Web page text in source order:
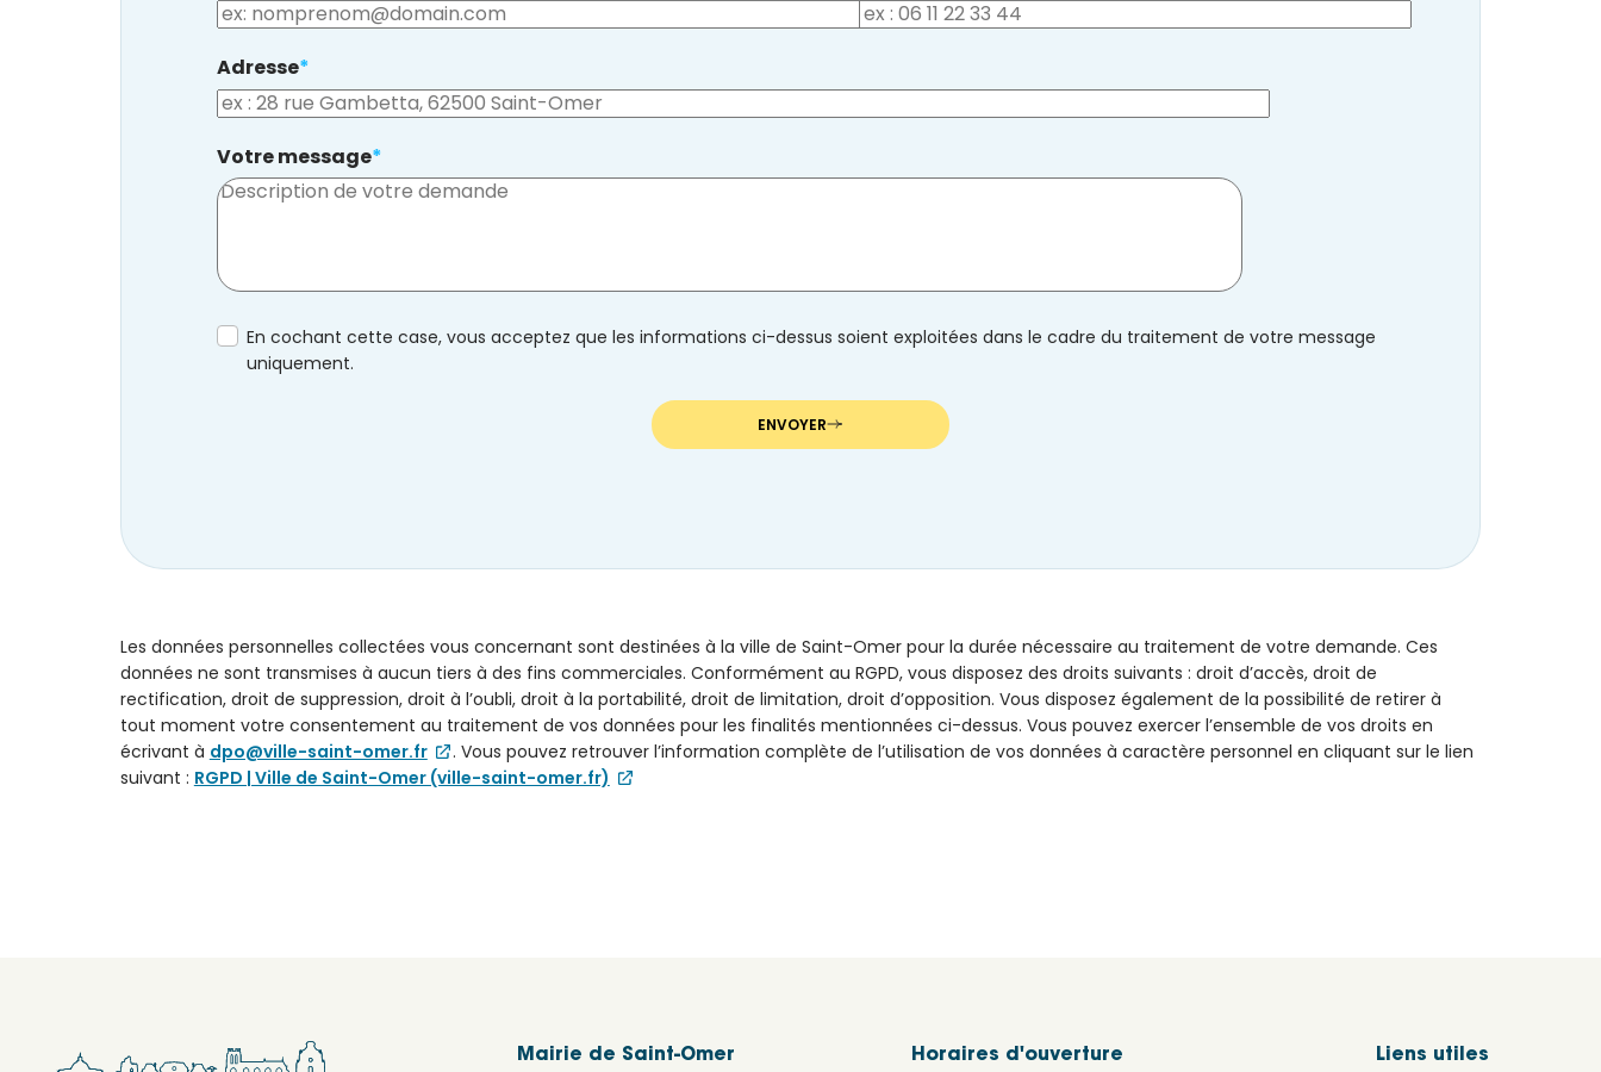
Adresse*
Votre message*
En cochant cette case, vous acceptez que les informations ci-dessus soient exploitées dans le cadre du traitement de votre message
uniquement.
ENVOYER
votre
Les données personnelles collectées vous concernant sont destinées à la ville de Saint-Omer pour la durée nécessaire au traitement de votre demande. Ces
données ne sont transmises à aucun tiers à des fins commerciales. Conformément au RGPD, vous disposez des droits suivants : droit d’accès, droit de
rectification, droit de suppression, droit à l’oubli, droit à la portabilité, droit de limitation, droit d’opposition. Vous disposez également de la possibilité de retirer à
tout moment votre consentement au traitement de vos données pour les finalités mentionnées ci-dessus. Vous pouvez exercer l’ensemble de vos droits en
écrivant à dpo@ville-saint-omer.fr
. Vous pouvez retrouver l’information complète de l’utilisation de vos données à caractère personnel en cliquant sur le lien
suivant : RGPD | Ville de Saint-Omer (ville-saint-omer.fr)
Mairie de Saint-Omer Horaires d'ouverture Liens utiles